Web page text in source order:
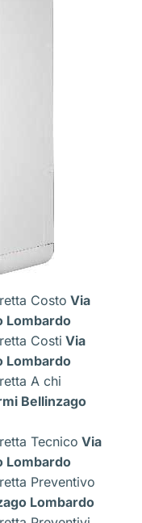
Costo Via
Lombardo
Costi Via
Lombardo
A chi
Bellinzago
Tecnico Via
Lombardo
Preventivo
Lombardo